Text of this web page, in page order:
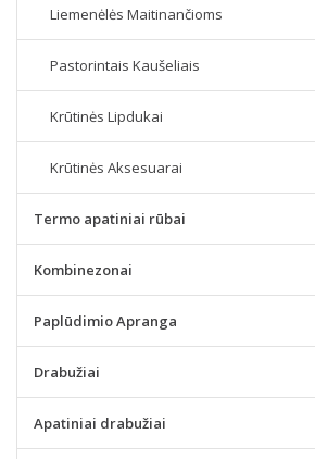
Liemenėlės Maitinančioms
Pastorintais Kaušeliais
Krūtinės Lipdukai
Krūtinės Aksesuarai
Termo apatiniai rūbai
Kombinezonai
Paplūdimio Apranga
Drabužiai
Apatiniai drabužiai